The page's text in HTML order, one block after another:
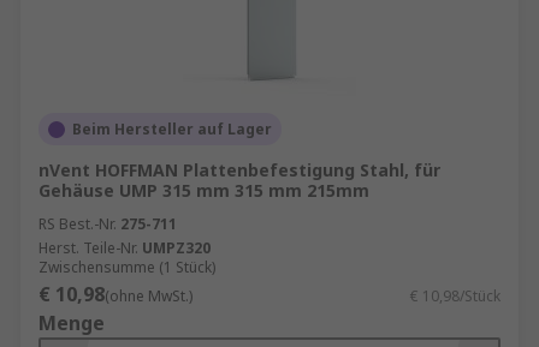
Beim Hersteller auf Lager
nVent HOFFMAN Plattenbefestigung Stahl, für
Gehäuse UMP 315 mm 315 mm 215mm
RS Best.-Nr. 275-711
Herst. Teile-Nr. UMPZ320
Zwischensumme (1 Stück)
€ 10,98(ohne MwSt.) € 10,98/Stück
Menge